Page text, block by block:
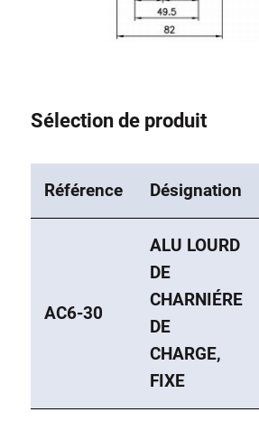
Sélection de produit
Référence Désignation
AC6-30
ALU LOURD
DE
CHARNIÉRE
DE
CHARGE,
FIXE